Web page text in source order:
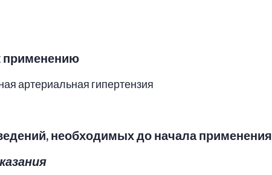
применению
артериальная гипертензия
необходимых до начала применения